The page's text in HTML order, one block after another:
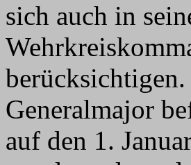
sich auch in
Generalmajor
auf den 1.